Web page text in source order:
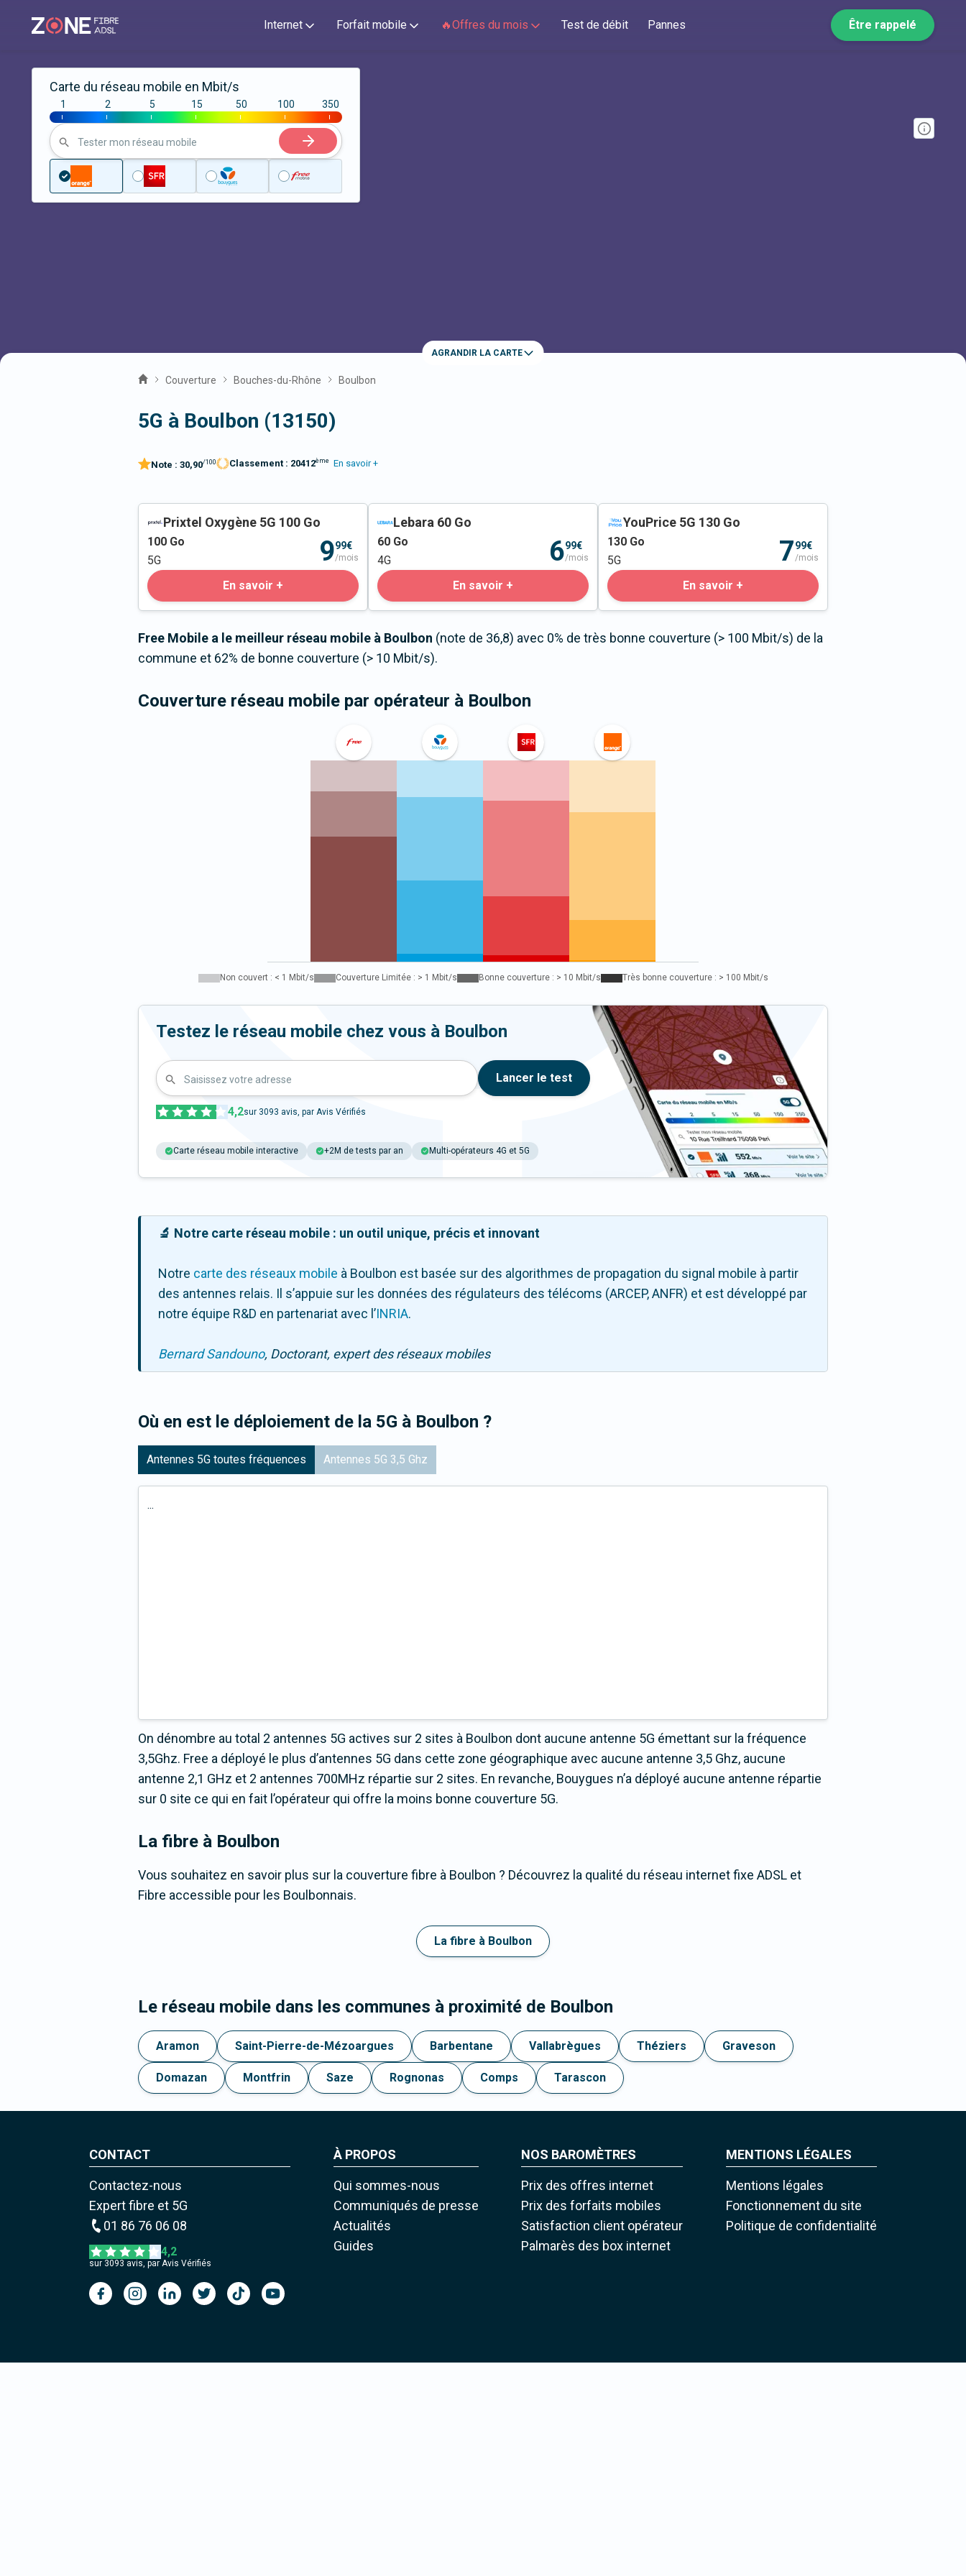
Internet Forfait mobile 🔥Offres du mois Test de débit Pannes Être rappelé
Carte du réseau mobile en Mbit/s
|
1
|
2
|
5
|
15
|
50
|
100
|
350
Tester mon réseau mobile
AGRANDIR LA CARTE
Couverture Bouches-du-Rhône Boulbon
5G à Boulbon (13150)
Note : 30,90/100 Classement : 20412ème En savoir +
Prixtel Oxygène 5G 100 Go
100 Go
5G
999€
/mois
En savoir +
Lebara 60 Go
60 Go
4G
699€
/mois
En savoir +
YouPrice 5G 130 Go
130 Go
5G
799€
/mois
En savoir +
Free Mobile a le meilleur réseau mobile à Boulbon (note de 36,8) avec 0% de très bonne couverture (> 100 Mbit/s) de la
commune et 62% de bonne couverture (> 10 Mbit/s).
Couverture réseau mobile par opérateur à Boulbon
Non couvert : < 1 Mbit/s Couverture Limitée : > 1 Mbit/s Bonne couverture : > 10 Mbit/s Très bonne couverture : > 100 Mbit/s
Testez le réseau mobile chez vous à Boulbon
Saisissez votre adresse Lancer le test
4,2sur 3093 avis, par Avis Vérifiés
Carte réseau mobile interactive +2M de tests par an Multi-opérateurs 4G et 5G
🔬 Notre carte réseau mobile : un outil unique, précis et innovant
Notre carte des réseaux mobile à Boulbon est basée sur des algorithmes de propagation du signal mobile à partir
des antennes relais. Il s’appuie sur les données des régulateurs des télécoms (ARCEP, ANFR) et est développé par
notre équipe R&D en partenariat avec l ’INRIA.
Bernard Sandouno, Doctorant, expert des réseaux mobiles
Où en est le déploiement de la 5G à Boulbon ?
Antennes 5G toutes fréquences Antennes 5G 3,5 Ghz
...
On dénombre au total 2 antennes 5G actives sur 2 sites à Boulbon dont aucune antenne 5G émettant sur la fréquence
3,5Ghz. Free a déployé le plus d’antennes 5G dans cette zone géographique avec aucune antenne 3,5 Ghz, aucune
antenne 2,1 GHz et 2 antennes 700MHz répartie sur 2 sites. En revanche, Bouygues n’a déployé aucune antenne répartie
sur 0 site ce qui en fait l’opérateur qui offre la moins bonne couverture 5G.
La fibre à Boulbon
Vous souhaitez en savoir plus sur la couverture fibre à Boulbon ? Découvrez la qualité du réseau internet fixe ADSL et
Fibre accessible pour les Boulbonnais.
La fibre à Boulbon
Le réseau mobile dans les communes à proximité de Boulbon
Aramon Saint-Pierre-de-Mézoargues Barbentane Vallabrègues Théziers Graveson
Domazan Montfrin Saze Rognonas Comps Tarascon
CONTACT
Contactez-nous
Expert fibre et 5G
01 86 76 06 08
4,2
sur 3093 avis, par Avis Vérifiés
À PROPOS
Qui sommes-nous
Communiqués de presse
Actualités
Guides
NOS BAROMÈTRES
Prix des offres internet
Prix des forfaits mobiles
Satisfaction client opérateur
Palmarès des box internet
MENTIONS LÉGALES
Mentions légales
Fonctionnement du site
Politique de confidentialité